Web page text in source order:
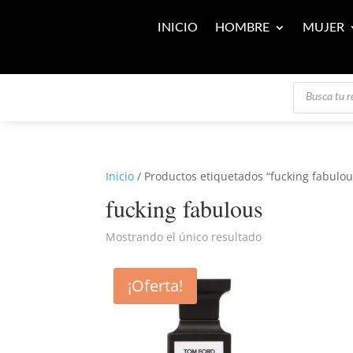
INICIO HOMBRE MUJER
Búsqueda
productos
Inicio / Productos etiquetados “fucking
fucking fabulous
Mostrando el único resultado
¡Oferta!